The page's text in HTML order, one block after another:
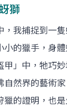
獅
，我捕捉到一
小的獵手，身
甲」中，牠巧
自然界的藝術
獵的證明，也